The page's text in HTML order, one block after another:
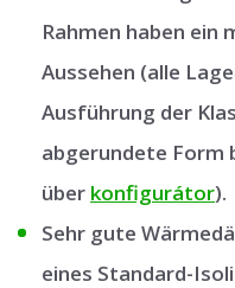
Rahmen haben ein
Aussehen (alle
Ausführung der
abgerundete Form
über konfigurátor).
Sehr gute
eines Standard-